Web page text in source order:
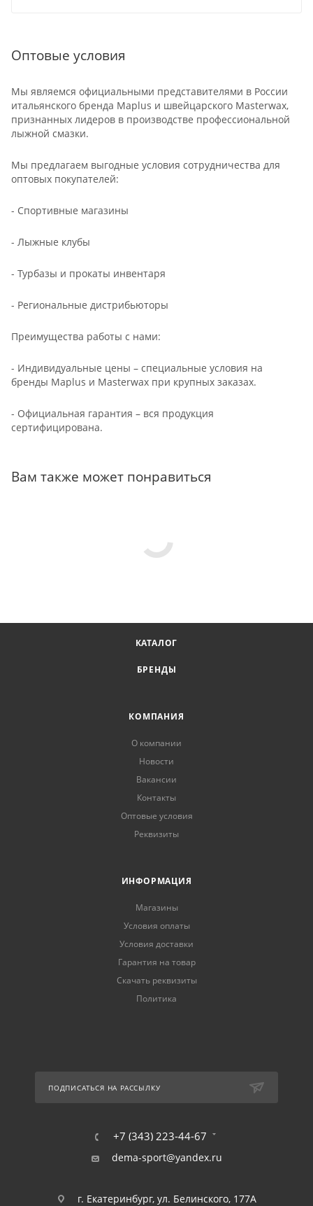
Оптовые условия
Мы являемся официальными представителями в России
итальянского бренда Maplus и швейцарского Masterwax,
признанных лидеров в производстве профессиональной
лыжной смазки.
Мы предлагаем выгодные условия сотрудничества для
оптовых покупателей:
- Спортивные магазины
- Лыжные клубы
- Турбазы и прокаты инвентаря
- Региональные дистрибьюторы
Преимущества работы с нами:
- Индивидуальные цены – специальные условия на
бренды Maplus и Masterwax при крупных заказах.
- Официальная гарантия – вся продукция
сертифицирована.
Вам также может понравиться
КАТАЛОГ
БРЕНДЫ
КОМПАНИЯ
О компании
Новости
Вакансии
Контакты
Оптовые условия
Реквизиты
ИНФОРМАЦИЯ
Магазины
Условия оплаты
Условия доставки
Гарантия на товар
Скачать реквизиты
Политика
ПОДПИСАТЬСЯ НА РАССЫЛКУ
+7 (343) 223-44-67
dema-sport@yandex.ru
г. Екатеринбург, ул. Белинского, 177А